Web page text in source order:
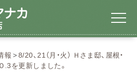
報
8/20、21（月・火） Ｈさま邸、屋根・
を更新しました。